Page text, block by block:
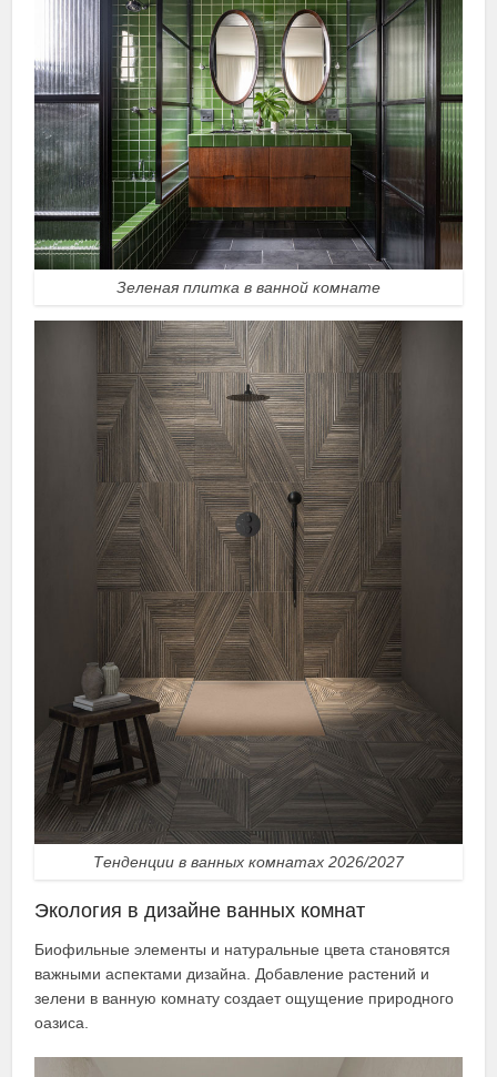
Зеленая плитка в ванной комнате
Тенденции в ванных комнатах 2026/2027
Экология в дизайне ванных комнат
Биофильные элементы и натуральные цвета становятся
важными аспектами дизайна. Добавление растений и
зелени в ванную комнату создает ощущение природного
оазиса.